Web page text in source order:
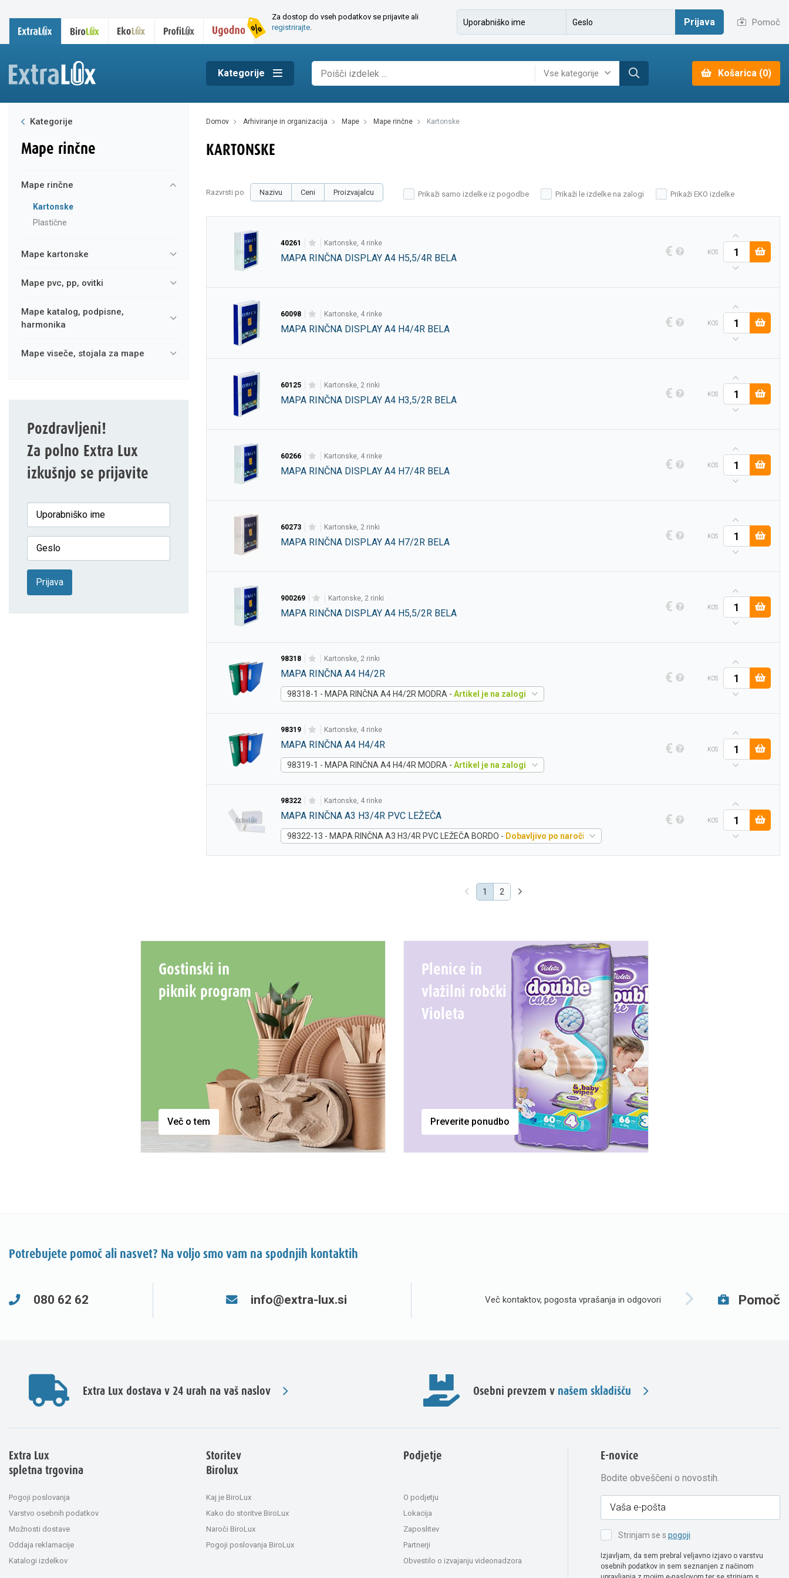
Za dostop do vseh podatkov se prijavite ali
registrirajte
Prijava Pomoč
Kategorije Vse kategorije Košarica (0)
Kategorije
mape rinčne
mape rinčne
kartonske
plastične
mape kartonske
mape pvc, pp, ovitki
mape katalog, podpisne,
harmonika
mape viseče, stojala za mape
Pozdravljeni!
Za polno Extra Lux
izkušnjo se prijavite
Prijava
domov arhiviranje in organizacija mape mape rinčne kartonske
KARTONSKE
Razvrsti po Nazivu Ceni Proizvajalcu Prikaži samo izdelke iz pogodbe Prikaži le izdelke na zalogi Prikaži EKO izdelke
40261 kartonske, 4 rinke
MAPA RINČNA DISPLAY A4 H5,5/4R BELA € KOS
60098 kartonske, 4 rinke
MAPA RINČNA DISPLAY A4 H4/4R BELA € KOS
60125 kartonske, 2 rinki
MAPA RINČNA DISPLAY A4 H3,5/2R BELA € KOS
60266 kartonske, 4 rinke
MAPA RINČNA DISPLAY A4 H7/4R BELA € KOS
60273 kartonske, 2 rinki
MAPA RINČNA DISPLAY A4 H7/2R BELA € KOS
900269 kartonske, 2 rinki
MAPA RINČNA DISPLAY A4 H5,5/2R BELA € KOS
98318 kartonske, 2 rinki
MAPA RINČNA A4 H4/2R
98318-1 - MAPA RINČNA A4 H4/2R MODRA - Artikel je na zalogi
€ KOS
98319 kartonske, 4 rinke
MAPA RINČNA A4 H4/4R
98319-1 - MAPA RINČNA A4 H4/4R MODRA - Artikel je na zalogi
€ KOS
98322 kartonske, 4 rinke
MAPA RINČNA A3 H3/4R PVC LEŽEČA
98322-13 - MAPA RINČNA A3 H3/4R PVC LEŽEČA BORDO - Dobavljivo po naročilu
€ KOS
1 (current)
2
Gostinski in
piknik program
Več o tem
Plenice in
vlažilni robčki
Violeta
Preverite ponudbo
Potrebujete pomoč ali nasvet? Na voljo smo vam na spodnjih kontaktih
080 62 62 info@extra-lux.si Več kontaktov, pogosta vprašanja in odgovori Pomoč
Extra Lux dostava v 24 urah na vaš naslov Osebni prevzem v našem skladišču
Extra Lux
spletna trgovina
Pogoji poslovanja
Varstvo osebnih podatkov
Možnosti dostave
Oddaja reklamacije
Katalogi izdelkov
Storitev
Birolux
Kaj je BiroLux
Kako do storitve BiroLux
Naroči BiroLux
Pogoji poslovanja BiroLux
Podjetje
O podjetju
Lokacija
Zaposlitev
Partnerji
Obvestilo o izvajanju videonadzora
E-novice
Bodite obveščeni o novostih.
Strinjam se s pogoji
Izjavljam, da sem prebral veljavno izjavo o varstvu
osebnih podatkov in sem seznanjen z načinom